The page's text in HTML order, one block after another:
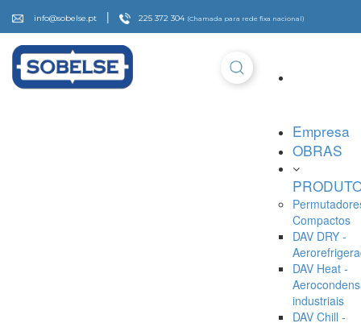
info@sobelse.pt | 225 372 304 (Chamada para rede fixa nacional)
Empresa
OBRAS
Compactos
DAV DRY -
DAV Heat -
industriais
DAV Chill -